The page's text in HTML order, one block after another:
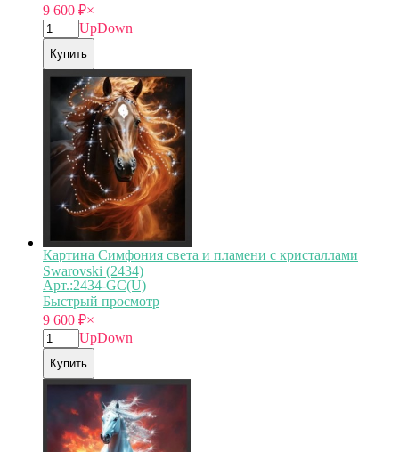
9 600 ₽×
UpDown
Купить
Картина Симфония света и пламени с кристаллами
Swarovski (2434)
Арт.:2434-GC(U)
Быстрый просмотр
9 600 ₽×
UpDown
Купить